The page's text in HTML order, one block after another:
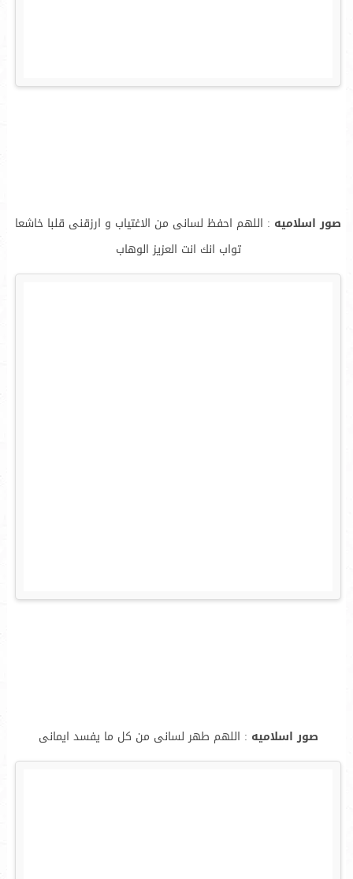
صور اسلاميه : اللهم احفظ لسانى من الاغتياب و ارزقنى قلبا خاشعا
تواب انك انت العزيز الوهاب
صور اسلاميه : اللهم طهر لسانى من كل ما يفسد ايمانى